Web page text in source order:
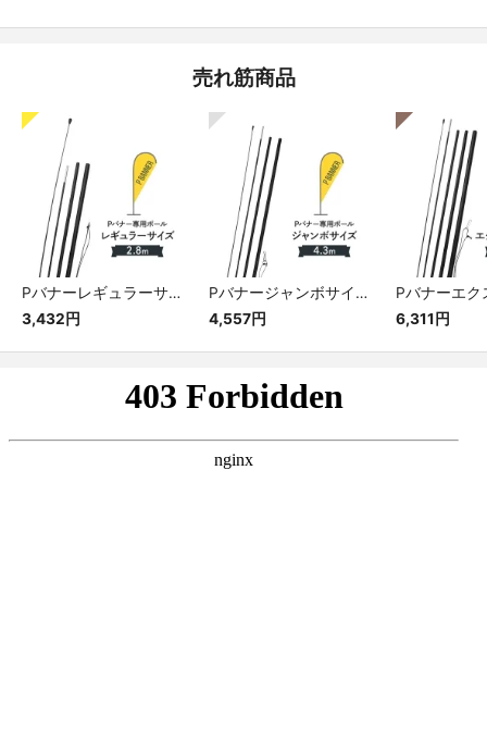
売れ筋商品
Pバナーレギュラーサイズ専用ポール
3,432円
Pバナージャンボサイズ専用ポール
4,557円
6,311円